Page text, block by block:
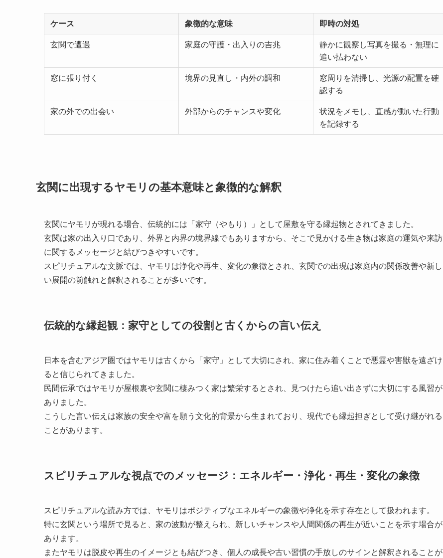
ケース 象徴的な意味 即時の対処
玄関で遭遇 家庭の守護・出入りの吉兆
静かに観察し写真を撮る・無理に
追い払わない
窓に張り付く 境界の見直し・内外の調和
窓周りを清掃し、光源の配置を確
認する
家の外での出会い 外部からのチャンスや変化
状況をメモし、直感が動いた行動
を記録する
玄関に出現するヤモリの基本意味と象徴的な解釈
玄関にヤモリが現れる場合、伝統的には「家守（やもり）」として屋敷を守る縁起物とされてきました。
玄関は家の出入り口であり、外界と内界の境界線でもありますから、そこで見かける生き物は家庭の運気や来訪
に関するメッセージと結びつきやすいです。
スピリチュアルな文脈では、ヤモリは浄化や再生、変化の象徴とされ、玄関での出現は家庭内の関係改善や新し
い展開の前触れと解釈されることが多いです。
伝統的な縁起観：家守としての役割と古くからの言い伝え
日本を含むアジア圏ではヤモリは古くから「家守」として大切にされ、家に住み着くことで悪霊や害獣を遠ざけ
ると信じられてきました。
民間伝承ではヤモリが屋根裏や玄関に棲みつく家は繁栄するとされ、見つけたら追い出さずに大切にする風習が
ありました。
こうした言い伝えは家族の安全や富を願う文化的背景から生まれており、現代でも縁起担ぎとして受け継がれる
ことがあります。
スピリチュアルな視点でのメッセージ：エネルギー・浄化・再生・変化の象徴
スピリチュアルな読み方では、ヤモリはポジティブなエネルギーの象徴や浄化を示す存在として扱われます。
特に玄関という場所で見ると、家の波動が整えられ、新しいチャンスや人間関係の再生が近いことを示す場合が
あります。
またヤモリは脱皮や再生のイメージとも結びつき、個人の成長や古い習慣の手放しのサインと解釈されることが